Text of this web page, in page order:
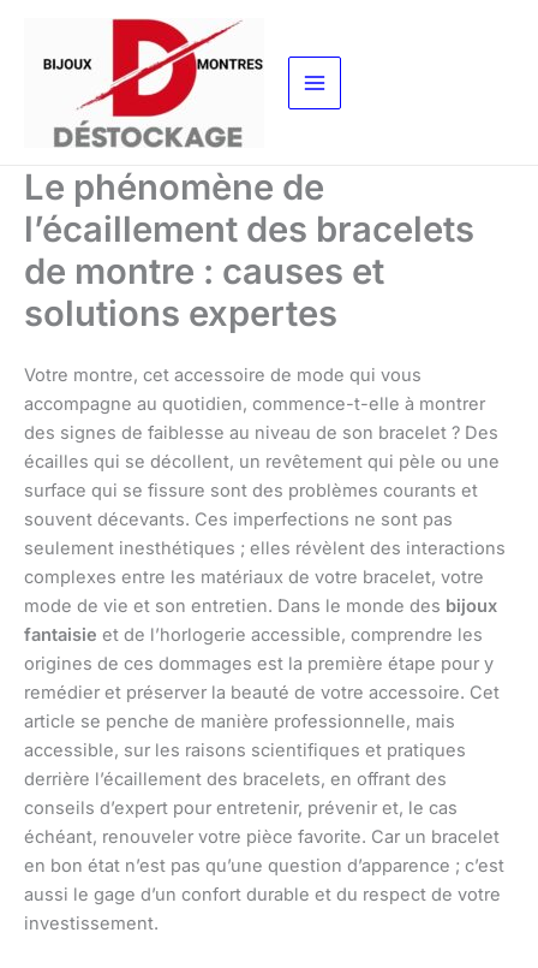
contenu
Le phénomène de
l’écaillement des bracelets
de montre : causes et
solutions expertes
Votre montre, cet accessoire de mode qui vous
accompagne au quotidien, commence-t-elle à montrer
des signes de faiblesse au niveau de son bracelet ? Des
écailles qui se décollent, un revêtement qui pèle ou une
surface qui se fissure sont des problèmes courants et
souvent décevants. Ces imperfections ne sont pas
seulement inesthétiques ; elles révèlent des interactions
complexes entre les matériaux de votre bracelet, votre
mode de vie et son entretien. Dans le monde des bijoux
fantaisie et de l’horlogerie accessible, comprendre les
origines de ces dommages est la première étape pour y
remédier et préserver la beauté de votre accessoire. Cet
article se penche de manière professionnelle, mais
accessible, sur les raisons scientifiques et pratiques
derrière l’écaillement des bracelets, en offrant des
conseils d’expert pour entretenir, prévenir et, le cas
échéant, renouveler votre pièce favorite. Car un bracelet
en bon état n’est pas qu’une question d’apparence ; c’est
aussi le gage d’un confort durable et du respect de votre
investissement.